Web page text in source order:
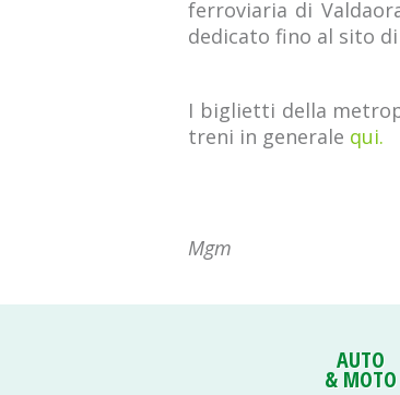
ferroviaria di
dedicato fino al sito
I biglietti della
treni in generale qui.
Mgm
AUTO
& MOTO